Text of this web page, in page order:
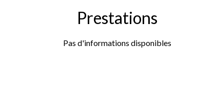
Prestations
Pas d'informations disponibles